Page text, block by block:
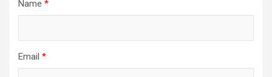
Name *
Email *